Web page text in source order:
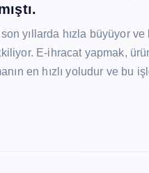
yıllarda hızla büyüyor
E-ihracat yapmak,
en hızlı yoludur ve bu